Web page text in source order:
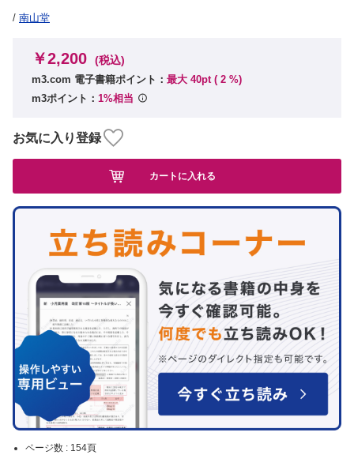
/ 南山堂
ページ数 : 154頁
￥2,200 (税込)
m3.com 電子書籍ポイント： 最大 40pt ( 2 %)
m3ポイント： 1%相当
お気に入り登録
カートに入れる